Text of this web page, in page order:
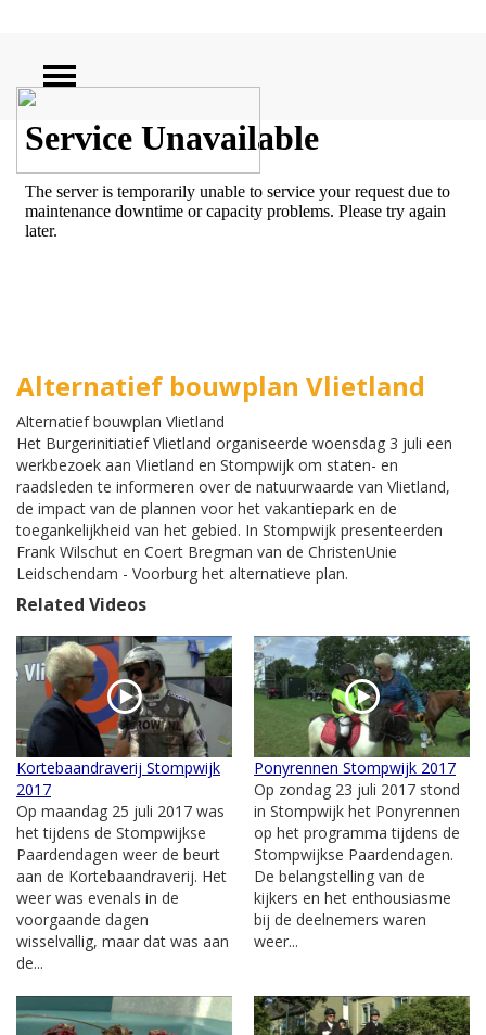
ZOEKEN
Alternatief bouwplan Vlietland
Alternatief bouwplan Vlietland
Het Burgerinitiatief Vlietland organiseerde woensdag 3 juli een
werkbezoek aan Vlietland en Stompwijk om staten- en
raadsleden te informeren over de natuurwaarde van Vlietland,
de impact van de plannen voor het vakantiepark en de
toegankelijkheid van het gebied. In Stompwijk presenteerden
Frank Wilschut en Coert Bregman van de ChristenUnie
Leidschendam - Voorburg het alternatieve plan.
Related Videos
Kortebaandraverij Stompwijk
2017
Op maandag 25 juli 2017 was
het tijdens de Stompwijkse
Paardendagen weer de beurt
aan de Kortebaandraverij. Het
weer was evenals in de
voorgaande dagen
wisselvallig, maar dat was aan
de...
Ponyrennen Stompwijk 2017
Op zondag 23 juli 2017 stond
in Stompwijk het Ponyrennen
op het programma tijdens de
Stompwijkse Paardendagen.
De belangstelling van de
kijkers en het enthousiasme
bij de deelnemers waren
weer...